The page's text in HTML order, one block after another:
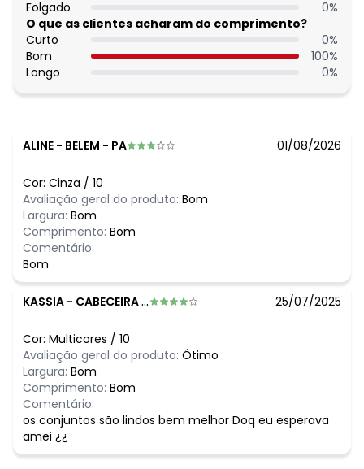
algodao 1% poliester
Folgado
0%
O que as clientes acharam do comprimento?
Curto
0%
Bom
100%
Longo
0%
ALINE - BELEM - PA 01/08/2026
Cor: Cinza / 10
Avaliação geral do produto: Bom
Largura: Bom
Comprimento: Bom
Comentário:
Bom
KASSIA - CABECEIRA GRANDE - MG 25/07/2025
Cor: Multicores / 10
Avaliação geral do produto: Ótimo
Largura: Bom
Comprimento: Bom
Comentário:
os conjuntos são lindos bem melhor Doq eu esperava
amei ¿¿